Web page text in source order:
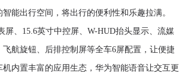
能出行空间，将出行的便利性和乐趣拉满。
屏、15.6英寸中控屏、W-HUD抬头显示、流媒
飞航旋钮、后排控制屏等全车6屏配置，让便捷
机内置丰富的应用生态，华为智能语音让交互更